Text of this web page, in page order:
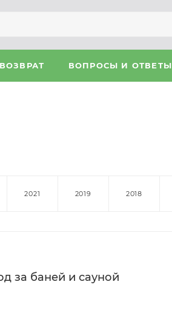
ВОПРОСЫ И ОТВЕТЫ
2021 2019 2018
за баней и сауной